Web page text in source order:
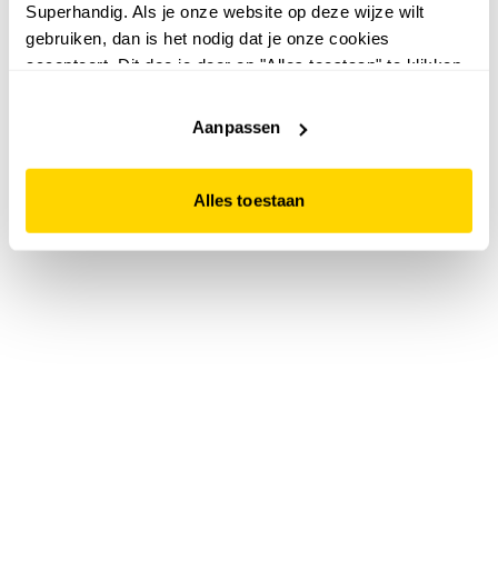
Superhandig. Als je onze website op deze wijze wilt
gebruiken, dan is het nodig dat je onze cookies
accepteert. Dit doe je door op "Alles toestaan" te klikken.
website niet optimaal functioneert.
Aanpassen
Alles toestaan